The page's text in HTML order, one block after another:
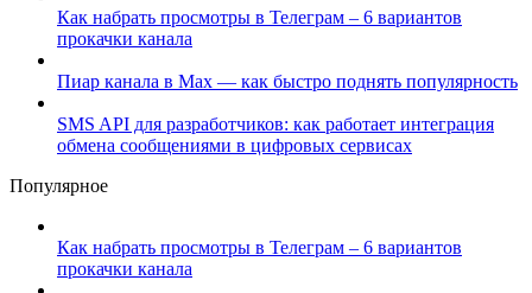
Как набрать просмотры в Телеграм – 6 вариантов
прокачки канала
Пиар канала в Max — как быстро поднять популярность
SMS API для разработчиков: как работает интеграция
обмена сообщениями в цифровых сервисах
Популярное
Как набрать просмотры в Телеграм – 6 вариантов
прокачки канала